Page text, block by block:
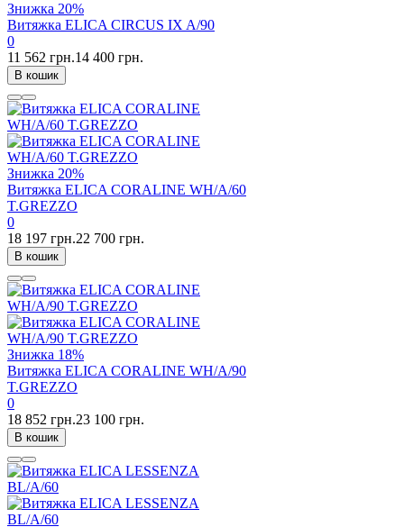
Знижка 20%
Витяжка ELICA CIRCUS IX A/90
0
11 562 грн.14 400 грн.
В кошик
Знижка 20%
Витяжка ELICA CORALINE WH/A/60
T.GREZZO
0
18 197 грн.22 700 грн.
В кошик
Знижка 18%
Витяжка ELICA CORALINE WH/A/90
T.GREZZO
0
18 852 грн.23 100 грн.
В кошик